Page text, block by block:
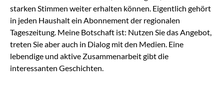
starken Stimmen weiter erhalten können. Eigentlich gehört
in jeden Haushalt ein Abonnement der regionalen
Tageszeitung. Meine Botschaft ist: Nutzen Sie das Angebot,
treten Sie aber auch in Dialog mit den Medien. Eine
lebendige und aktive Zusammenarbeit gibt die
interessanten Geschichten.